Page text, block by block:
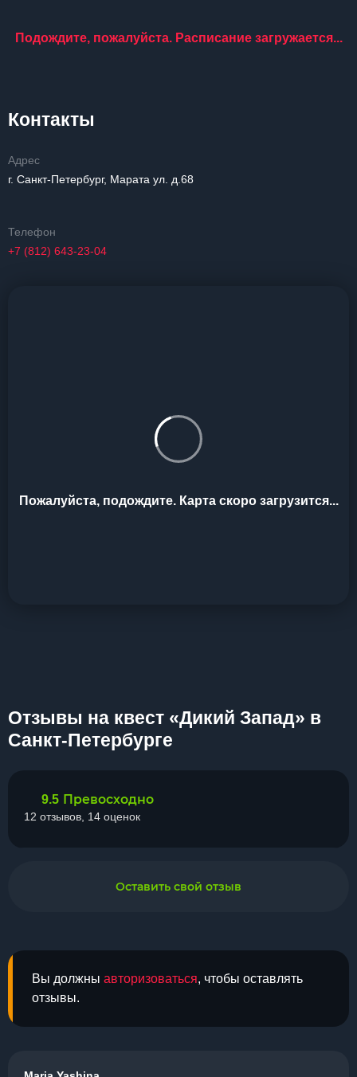
Подождите, пожалуйста. Расписание загружается...
Контакты
Адрес
г. Санкт-Петербург, Марата ул. д.68
Телефон
+7 (812) 643-23-04
Пожалуйста, подождите. Карта скоро загрузится...
Отзывы на квест «Дикий Запад» в
Санкт-Петербурге
Вы должны авторизоваться, чтобы оставлять
отзывы.
9.5 Превосходно
12 отзывов, 14 оценок
Оставить свой отзыв